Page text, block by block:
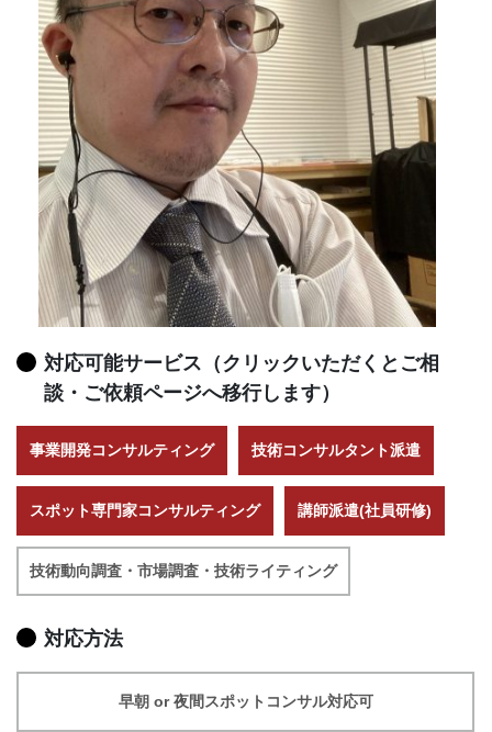
対応可能サービス（クリックいただくとご相
談・ご依頼ページへ移行します）
事業開発コンサルティング 技術コンサルタント派遣
スポット専門家コンサルティング 講師派遣(社員研修)
技術動向調査・市場調査・技術ライティング
対応方法
早朝 or 夜間スポットコンサル対応可